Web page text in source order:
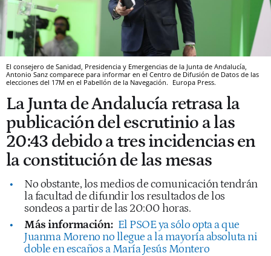
El consejero de Sanidad, Presidencia y Emergencias de la Junta de Andalucía,
Antonio Sanz comparece para informar en el Centro de Difusión de Datos de las
elecciones del 17M en el Pabellón de la Navegación. Europa Press.
La Junta de Andalucía retrasa la
publicación del escrutinio a las
20:43 debido a tres incidencias en
la constitución de las mesas
No obstante, los medios de comunicación tendrán
la facultad de difundir los resultados de los
sondeos a partir de las 20:00 horas.
Más información: El PSOE ya sólo opta a que
Juanma Moreno no llegue a la mayoría absoluta ni
doble en escaños a María Jesús Montero